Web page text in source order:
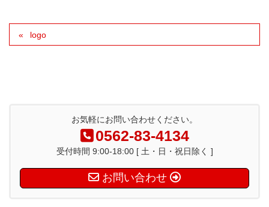
logo
お気軽にお問い合わせください。
0562-83-4134
受付時間 9:00-18:00 [ 土・日・祝日除く ]
お問い合わせ